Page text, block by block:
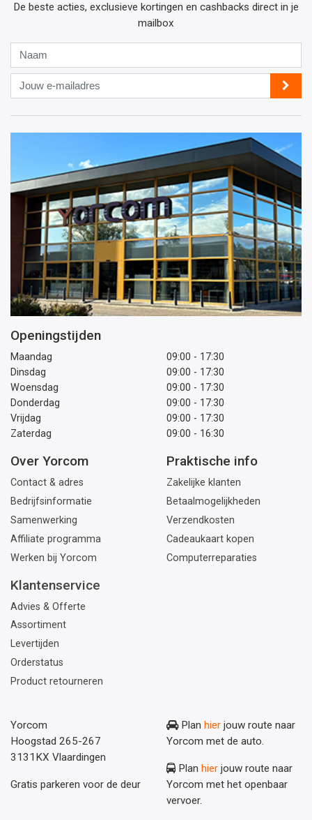
De beste acties, exclusieve kortingen en cashbacks direct in je
mailbox
Jouw
e-
mailadres
Openingstijden
Maandag
09:00 - 17:30
Dinsdag
09:00 - 17:30
Woensdag
09:00 - 17:30
Donderdag
09:00 - 17:30
Vrijdag
09:00 - 17:30
Zaterdag
09:00 - 16:30
Over Yorcom
Contact & adres
Bedrijfsinformatie
Samenwerking
Affiliate programma
Werken bij Yorcom
Praktische info
Zakelijke klanten
Betaalmogelijkheden
Verzendkosten
Cadeaukaart kopen
Computerreparaties
Klantenservice
Advies & Offerte
Assortiment
Levertijden
Orderstatus
Product retourneren
Yorcom
Hoogstad 265-267
3131KX Vlaardingen
Gratis parkeren voor de deur
Plan hier jouw route naar
Yorcom met de auto.
Plan hier jouw route naar
Yorcom met het openbaar
vervoer.